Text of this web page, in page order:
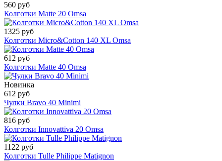
560 руб
Колготки Matte 20 Omsa
1325 руб
Колготки Micro&Cotton 140 XL Omsa
612 руб
Колготки Matte 40 Omsa
Новинка
612 руб
Чулки Bravo 40 Minimi
816 руб
Колготки Innovattiva 20 Omsa
1122 руб
Колготки Tulle Philippe Matignon